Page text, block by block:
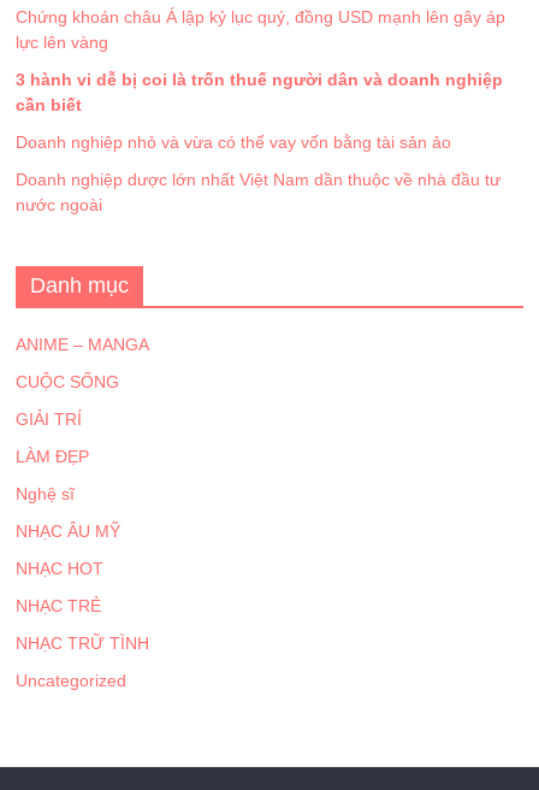
Chứng khoán châu Á lập kỷ lục quý, đồng USD mạnh lên gây áp
lực lên vàng
3 hành vi dễ bị coi là trốn thuế người dân và doanh nghiệp
cần biết
Doanh nghiệp nhỏ và vừa có thể vay vốn bằng tài sản ảo
Doanh nghiệp dược lớn nhất Việt Nam dần thuộc về nhà đầu tư
nước ngoài
Danh mục
ANIME – MANGA
CUỘC SỐNG
GIẢI TRÍ
LÀM ĐẸP
Nghệ sĩ
NHẠC ÂU MỸ
NHẠC HOT
NHẠC TRẺ
NHẠC TRỮ TÌNH
Uncategorized